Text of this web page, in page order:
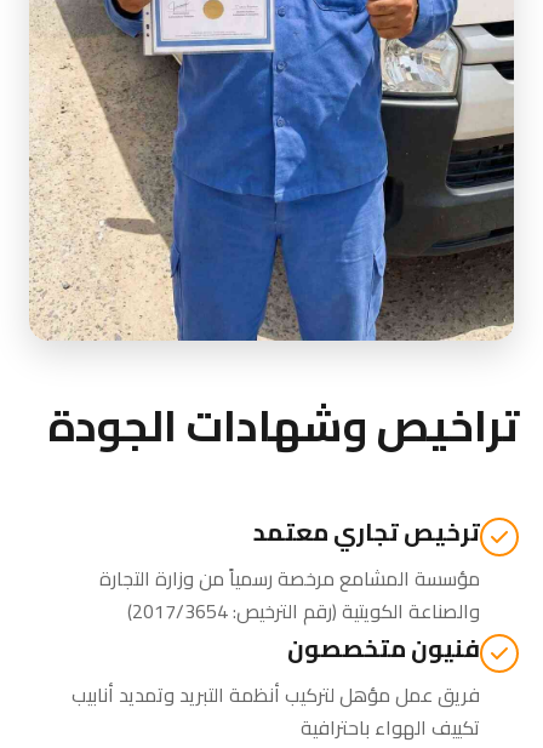
تراخيص وشهادات الجودة
ترخيص تجاري معتمد
مؤسسة المشامع مرخصة رسمياً منوزارة التجارة
والصناعة الكويتية(رقم الترخيص: 2017/3654)
فنيون متخصصون
فريق عمل مؤهل لتركيب أنظمة التبريد وتمديد أنابيب
تكييف الهواء باحترافية